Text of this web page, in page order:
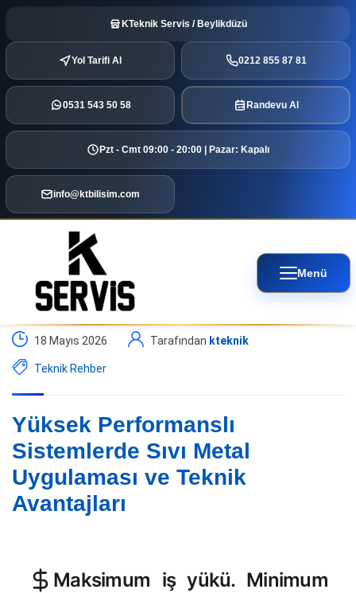
KTeknik Servis / Beylikdüzü
Yol Tarifi Al 0212 855 87 81
0531 543 50 58 Randevu Al
Pzt - Cmt 09:00 - 20:00 | Pazar: Kapalı
info@ktbilisim.com
Menü
18 Mayıs 2026 Tarafından kteknik
Teknik Rehber
Yüksek Performanslı
Sistemlerde Sıvı Metal
Uygulaması ve Teknik
Avantajları
Maksimum iş yükü. Minimum